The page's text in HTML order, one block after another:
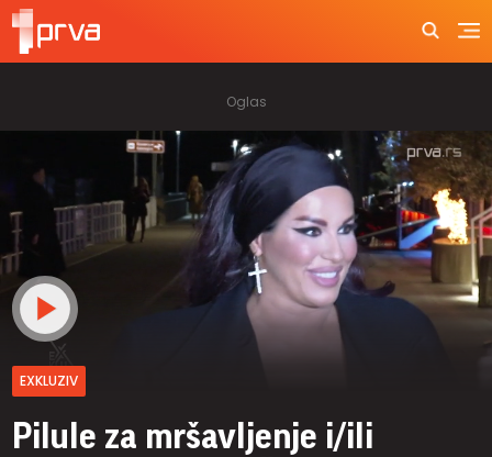
EXKLUZIV
Pilule za mršavljenje i/ili